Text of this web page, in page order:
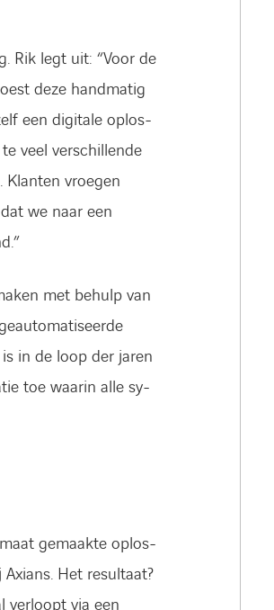
Rik legt uit: “Voor de
deze handmatig
een digitale oplos­
veel verschillende
vroegen
we naar een
met behulp van
in de loop der jaren
toe waarin alle sy­
gemaakte oplos­
Het resultaat?
verloopt via een